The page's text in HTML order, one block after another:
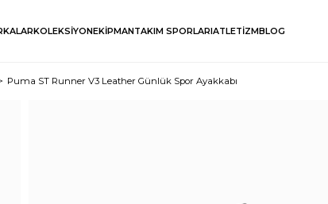
KOLEKSİYONEKİPMANTAKIM SPORLARIATLETİZMBLOG
Puma ST Runner V3 Leather Günlük Spor Ayakkabı